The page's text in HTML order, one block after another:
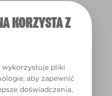
KORZYSTA Z
pliki
aby zapewnić
doświadczenia,
i/lub kolory
rzeczywistych, dostępnych